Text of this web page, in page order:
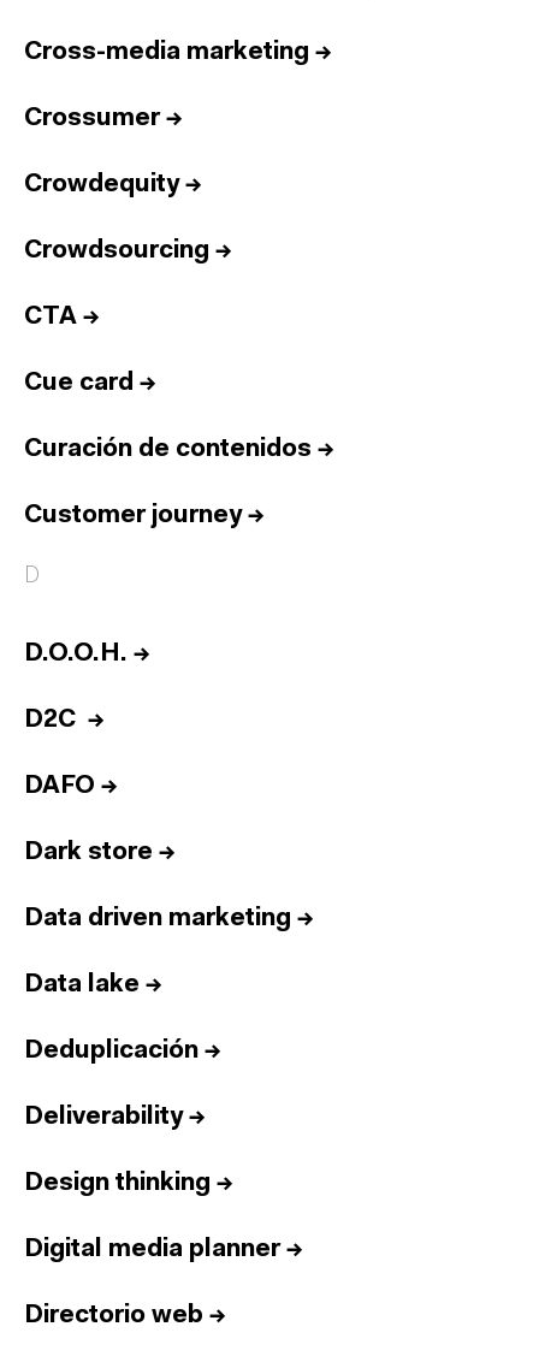
Cross-media marketing →
Crossumer→
Crowdequity→
Crowdsourcing →
CTA →
Cue card →
Curación de contenidos →
Customer journey→
D
D.O.O.H. →
D2C →
DAFO →
Dark store →
Data driven marketing →
Data lake →
Deduplicación →
Deliverability→
Design thinking →
Digital media planner→
Directorio web →